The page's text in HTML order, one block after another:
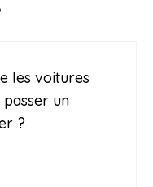
les voitures
un
?